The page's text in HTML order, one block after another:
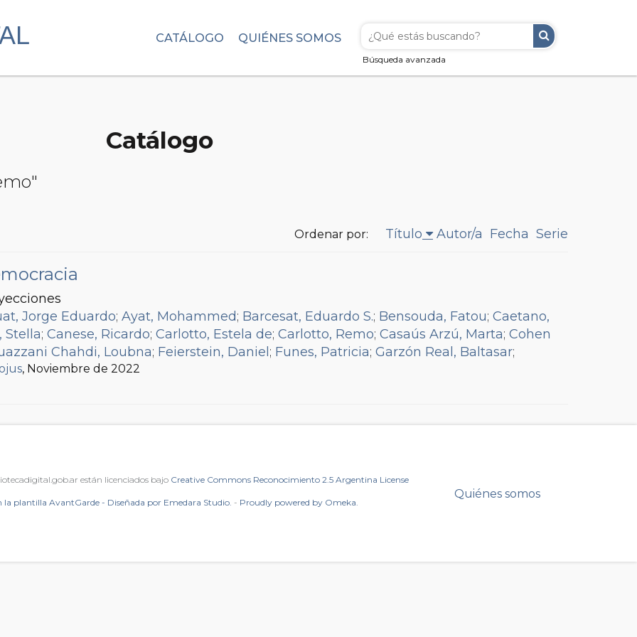
Búsqueda avanzada
CATÁLOGO QUIÉNES SOMOS
Catálogo
Ordenar por: Título Autor/a Fecha Serie
Jorge Eduardo; Ayat, Mohammed; Barcesat, Eduardo S.; Bensouda, Fatou; Caetano,
Stella; Canese, Ricardo; Carlotto, Estela de; Carlotto, Remo; Casaús Arzú, Marta; Cohen
Chahdi, Loubna; Feierstein, Daniel ; Funes, Patricia; Garzón Real, Baltasar;
Lozano, Fernanda;Gonçalves Granada, Manuel
Sampietro, Virginia;Sané, Pierre;Schapiro, Hernán I.;Taiana, Jorge;Torres, Sergio;
, Noviembre de 2022
están licenciados bajo Creative Commons Reconocimiento 2.5 Argentina License
la plantilla AvantGarde - Diseñada por Emedara Studio. - Proudly powered by Omeka.
Quiénes somos